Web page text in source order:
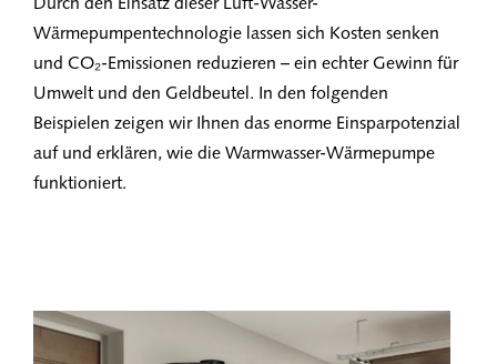
Durch den Einsatz dieser Luft-Wasser-
Wärmepumpentechnologie lassen sich Kosten senken
und CO₂-Emissionen reduzieren – ein echter Gewinn für
Umwelt und den Geldbeutel. In den folgenden
Beispielen zeigen wir Ihnen das enorme Einsparpotenzial
auf und erklären, wie die Warmwasser-Wärmepumpe
funktioniert.